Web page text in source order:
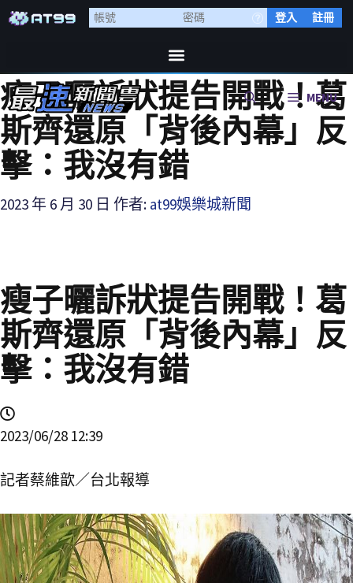
登入 註冊
MENU
瘦子曬訴狀提告開戰！葛
斯齊還原「背後內幕」反
擊：我沒有錯
2023 年 6 月 30 日 作者: at99娛樂城新聞
瘦子曬訴狀提告開戰！葛
斯齊還原「背後內幕」反
擊：我沒有錯
2023/06/28 12:39
記者蔡維歆／台北報導